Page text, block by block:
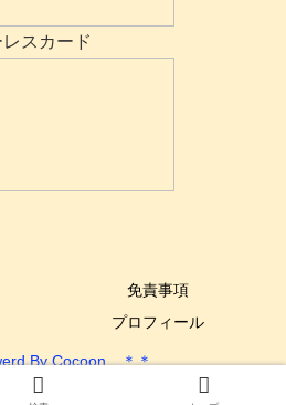
スカード
免責事項
プロフィール
By Cocoon ＊＊
きるYone DIY All Rights Reserved.